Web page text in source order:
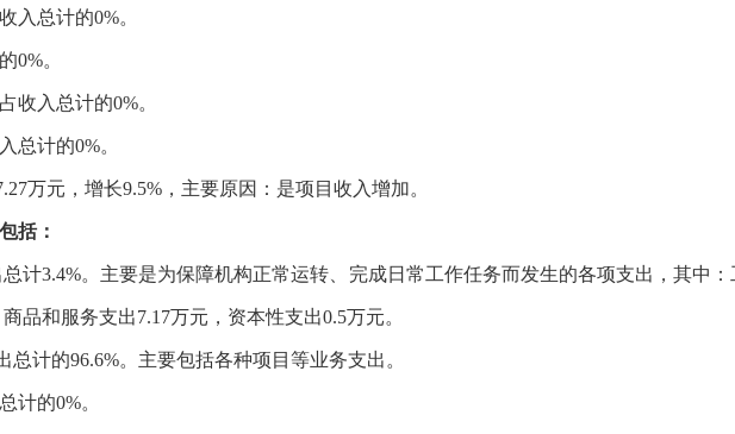
入总计的0%。
0%。
收入总计的0%。
总计的0%。
万元，增长9.5%，主要原因： 是项目收入增加。
括：
总计3.4%。主要是为保障机构正常运转、完成日常工作任务而发生的各项支出，其中：
品和服务支出7.17万元， 资本性支出0.5万元。
总计的96.6%。主要包括各种项目 等业务支出。
计的0%。